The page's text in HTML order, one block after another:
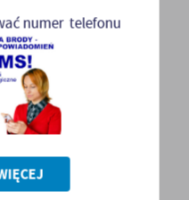
NASTĘPNY
numer telefonu